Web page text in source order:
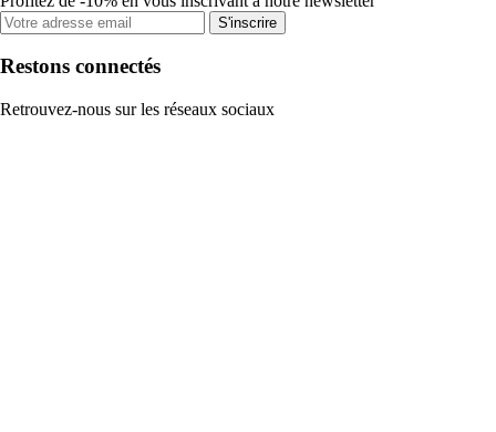
S'inscrire
Restons connectés
Retrouvez-nous sur les réseaux sociaux